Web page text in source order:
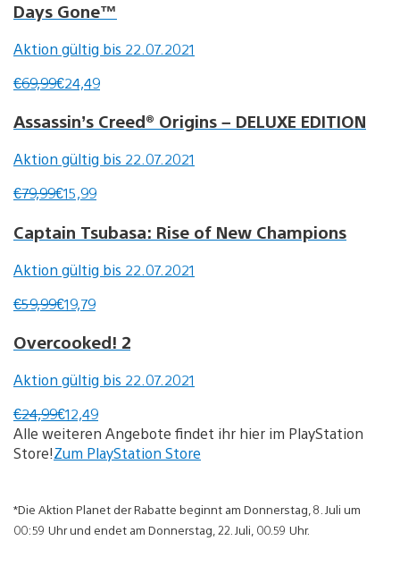
Days Gone™
Aktion gültig bis 22.07.2021
€69,99€24,49
Assassin’s Creed® Origins – DELUXE EDITION
Aktion gültig bis 22.07.2021
€79,99€15,99
Captain Tsubasa: Rise of New Champions
Aktion gültig bis 22.07.2021
€59,99€19,79
Overcooked! 2
Aktion gültig bis 22.07.2021
€24,99€12,49
Alle weiteren Angebote findet ihr hier im PlayStation
Store!Zum PlayStation Store
*Die Aktion Planet der Rabatte beginnt am Donnerstag, 8. Juli um
00:59 Uhr und endet am Donnerstag, 22. Juli, 00.59 Uhr.